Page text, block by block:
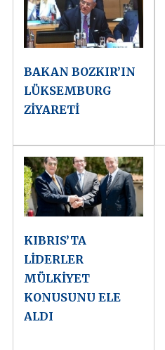
BAKAN BOZKIR’IN
LÜKSEMBURG
ZİYARETİ
KIBRIS’TA
LİDERLER
MÜLKİYET
KONUSUNU ELE
ALDI